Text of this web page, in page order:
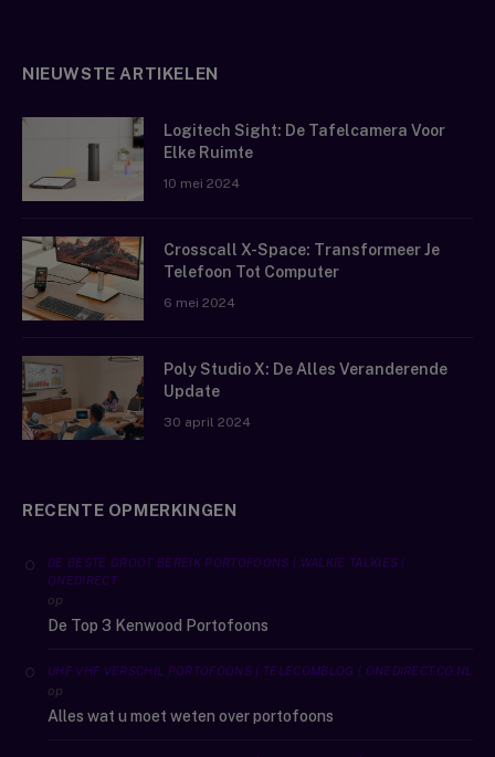
NIEUWSTE ARTIKELEN
Logitech Sight: De Tafelcamera Voor
Elke Ruimte
10 mei 2024
Crosscall X-Space: Transformeer Je
Telefoon Tot Computer
6 mei 2024
Poly Studio X: De Alles Veranderende
Update
30 april 2024
RECENTE OPMERKINGEN
DE BESTE GROOT BEREIK PORTOFOONS | WALKIE TALKIES |
ONEDIRECT
op
De Top 3 Kenwood Portofoons
UHF VHF VERSCHIL PORTOFOONS | TELECOMBLOG | ONEDIRECT.CO.NL
op
Alles wat u moet weten over portofoons